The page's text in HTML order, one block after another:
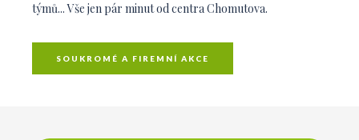
týmů... Vše jen pár minut od centra Chomutova.
SOUKROMÉ A FIREMNÍ AKCE